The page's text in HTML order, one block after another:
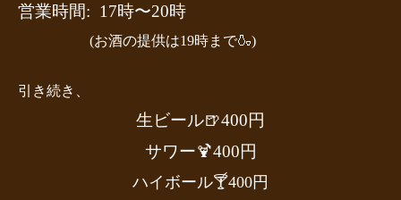
営業時間: 17時〜20時
(お酒の提供は19時まで🍶)
引き続き、
生ビール🍺400円
サワー🍹400円
ハイボール🍸400円